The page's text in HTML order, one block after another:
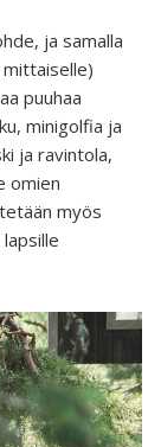
ja samalla
puuhaa
minigolfia ja
ja ravintola,
omien
myös